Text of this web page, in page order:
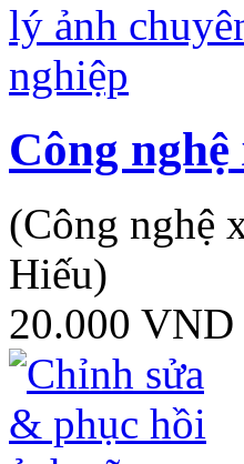
Công
(Công nghệ
Hiếu)
20.000 VND